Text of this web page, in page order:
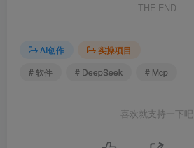
THE END
AI创作
实操项目
# 软件
# DeepSeek # Mcp
喜欢就支持一下吧